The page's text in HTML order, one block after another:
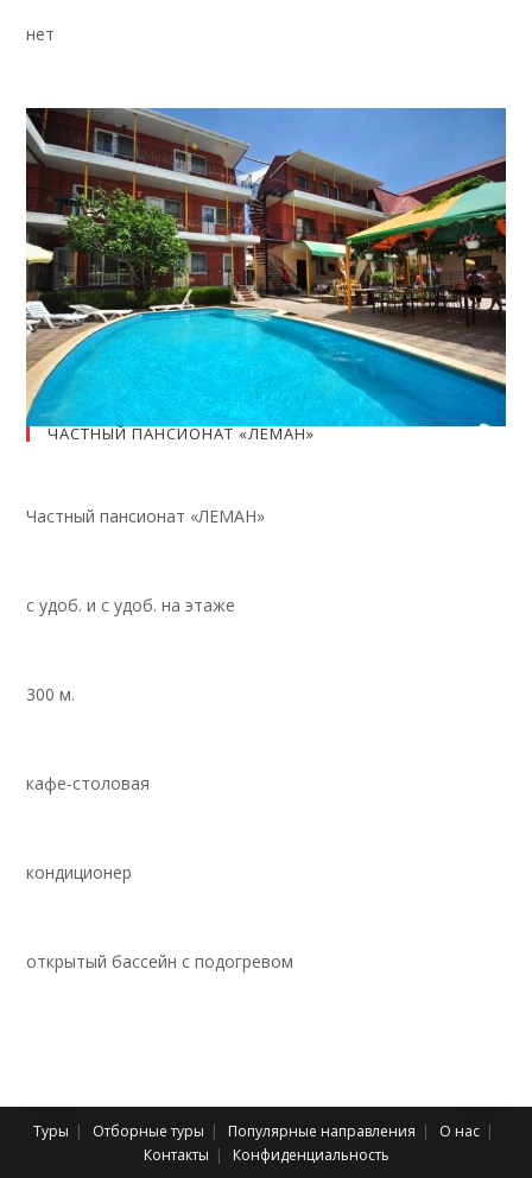
нет
ЧАСТНЫЙ ПАНСИОНАТ «ЛЕМАН»
Частный пансионат «ЛЕМАН»
с удоб. и с удоб. на этаже
300 м.
кафе-столовая
кондиционер
открытый бассейн с подогревом
Туры Отборные туры Популярные направления
О нас
Контакты
Конфиденциальность